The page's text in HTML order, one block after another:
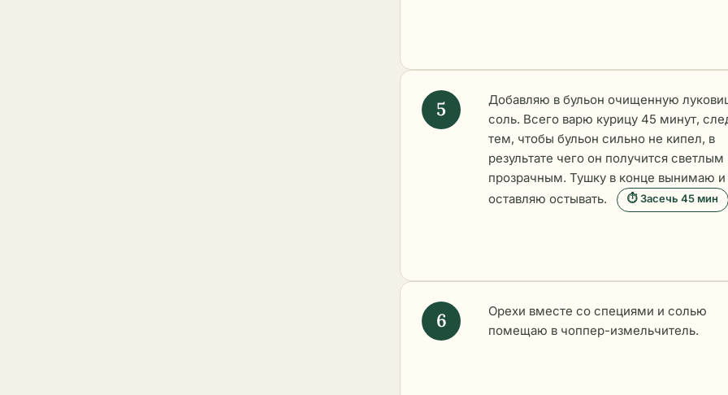
Добавляю в бульон очищенную
соль. Всего варю курицу 45 минут,
тем, чтобы бульон сильно не кипел, в
результате чего он получится светлым
прозрачным. Тушку в конце вынимаю и
оставляю остывать.
⏱ Засечь 45 мин
Орехи вместе со специями и солью
помещаю в чоппер-измельчитель.